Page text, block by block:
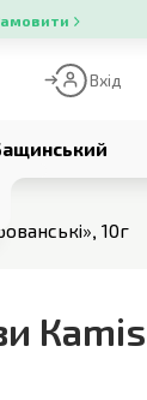
Вхід
10г